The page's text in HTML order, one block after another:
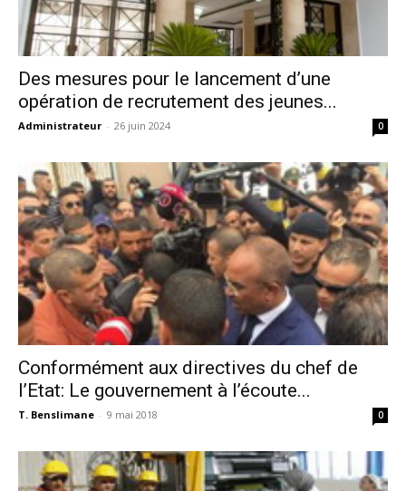
Des mesures pour le lancement d’une
opération de recrutement des jeunes...
Administrateur - 26 juin 2024 0
Conformément aux directives du chef de
l’Etat: Le gouvernement à l’écoute...
T. Benslimane - 9 mai 2018 0